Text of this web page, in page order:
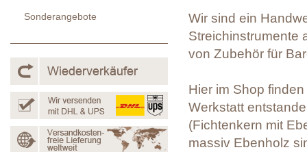
Wir sind ein
Streichinstrumente
von Zubehör für
Hier im Shop
Werkstatt
(Fichtenkern mit
massiv Ebenholz
Sonderangebote